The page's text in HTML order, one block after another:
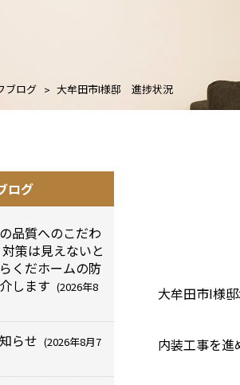
ブログ 大牟田市I様邸 進捗状況
大牟田市I様
内装工事を進
ログ
品質へのこだわ
策は見えないと
くだホームの防
します (2026年8
らせ (2026年8月7